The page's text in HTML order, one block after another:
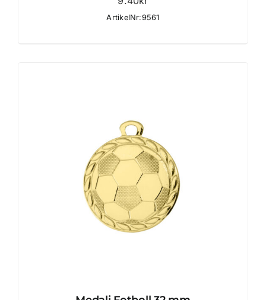
ArtikelNr:9561